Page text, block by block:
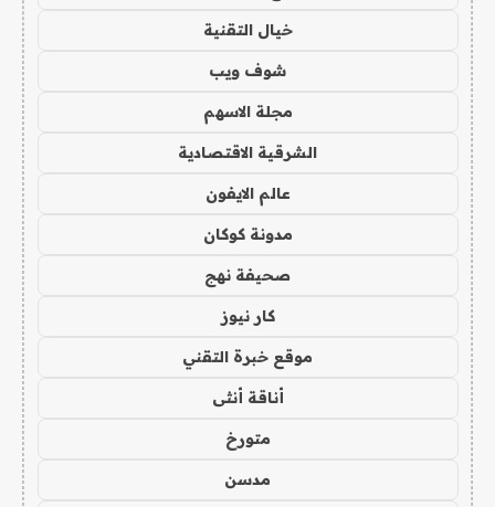
خيال التقنية
شوف ويب
مجلة الاسهم
الشرقية الاقتصادية
عالم الايفون
مدونة كوكان
صحيفة نهج
كار نيوز
موقع خبرة التقني
أناقة أنثى
متورخ
مدسن